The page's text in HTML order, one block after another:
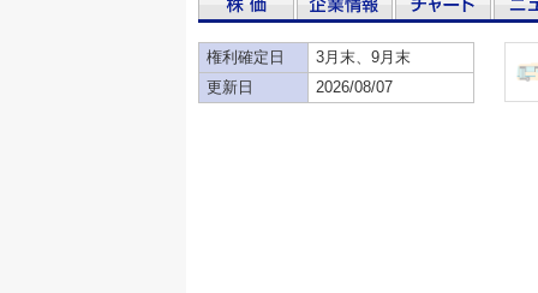
権利確定日
3月末、9月末
更新日
2026/08/07